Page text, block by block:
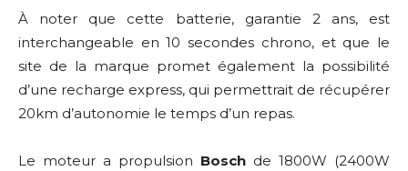
À noter que cette batterie, garantie 2 ans, est
interchangeable en 10 secondes chrono, et que le
site de la marque promet également la possibilité
d’une recharge express, qui permettrait de récupérer
20km d’autonomie le temps d’un repas.
Le moteur a propulsion Bosch de 1800W (2400W